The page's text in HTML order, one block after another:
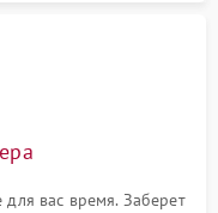
вас время. Заберет